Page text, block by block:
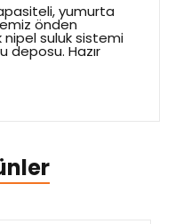
yumurta
önden
suluk sistemi
deposu. Hazır